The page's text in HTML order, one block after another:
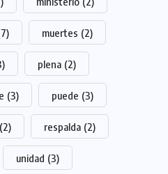
muertes (2)
plena (2)
(3) puede (3)
(2) respalda (2)
unidad (3)